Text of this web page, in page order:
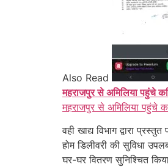
Also Read
महराजपुर से अमिलिया पहुंचे
महराजपुर से अमिलिया पहुंचे
वही खाद्य विभाग द्वारा
होम डिलीवरी की सुविधा
घर-घर वितरण सुनिश्चित